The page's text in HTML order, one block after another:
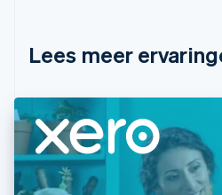
Lees meer
Denemarken
Duitsland
Deutsch English
Estland
English
Finland
English Svenska